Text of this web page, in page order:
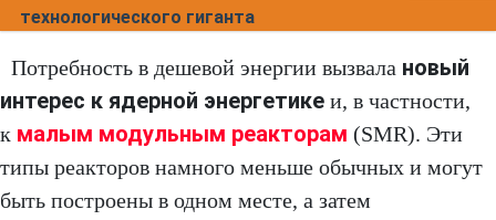
технологического гиганта
Потребность в дешевой энергии вызвала новый
интерес к ядерной энергетике и, в частности,
к малым модульным реакторам (SMR). Эти
типы реакторов намного меньше обычных и могут
быть построены в одном месте, а затем